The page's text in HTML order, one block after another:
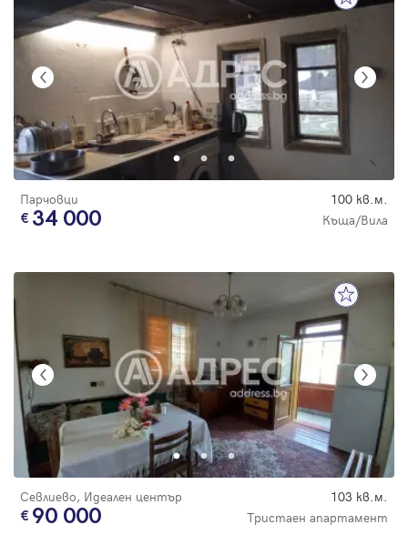
Парчовци 100 кв.м.
34 000 Къща/Вила
Севлиево, Идеален център 103 кв.м.
90 000 Тристаен апартамент